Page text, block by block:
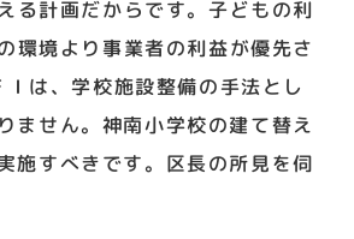
る計画だからです。子どもの利
環境より事業者の利益が優先さ
は、学校施設整備の手法とし
ません。神南小学校の建て替え
施すべきです。区長の所見を伺